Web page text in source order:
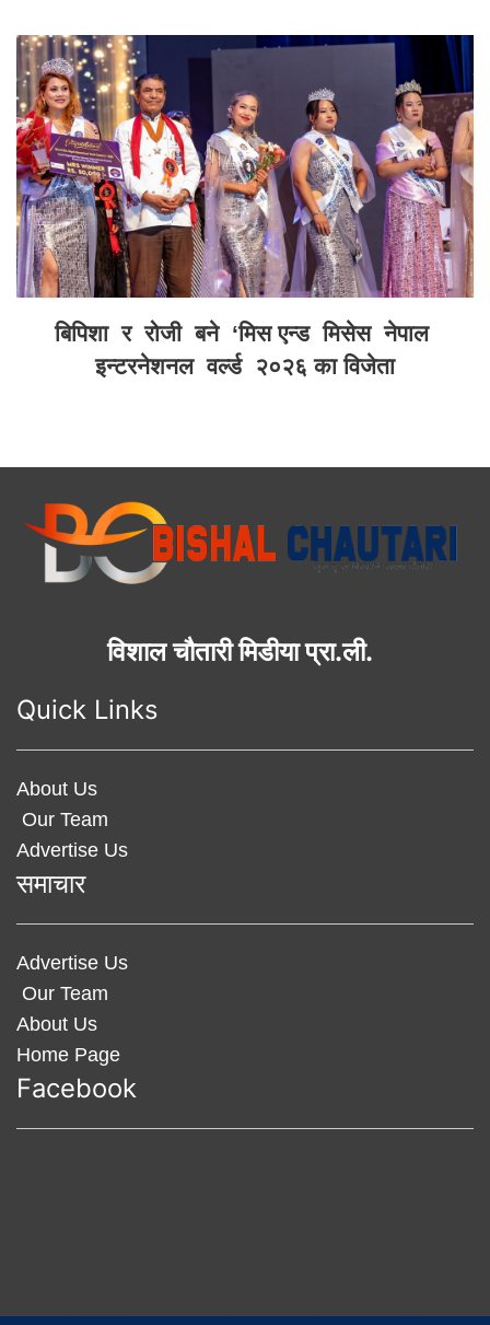
बिपिशा र रोजी बने ‘मिस एन्ड मिसेस नेपाल
इन्टरनेशनल वर्ल्ड २०२६ का विजेता
विशाल चौतारी मिडीया प्रा.ली.
Quick Links
About Us
Our Team
Advertise Us
समाचार
Advertise Us
Our Team
About Us
Home Page
Facebook